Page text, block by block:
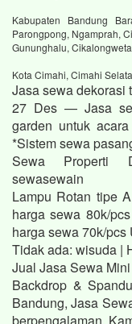
Kabupaten Bandung
Parongpong, Ngamprah,
Gununghalu,
Kota Cimahi, Cimahi
Jasa sewa dekorasi
27 Des — Jasa
garden untuk
*Sistem sewa
Sewa Properti
sewasewain
Lampu Rotan tipe
harga sewa 80k/
harga sewa 70k/pcs
Tidak ada: wisuda ‎|
Jual Jasa Sewa
Backdrop &
Bandung, Jasa